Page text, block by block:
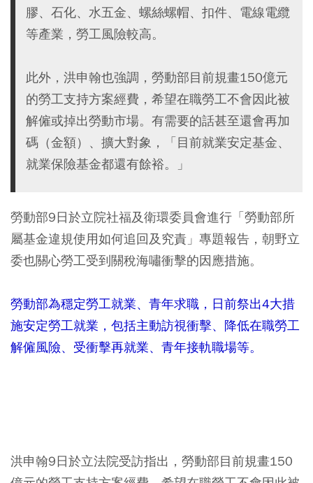
膠、石化、水五金、螺絲螺帽、扣件、電線電纜
等產業，勞工風險較高。
此外，洪申翰也強調，勞動部目前規畫150億元
的勞工支持方案經費，希望在職勞工不會因此被
解僱或掉出勞動市場。有需要的話甚至還會再加
碼（金額）、擴大對象，「目前就業安定基金、
就業保險基金都還有餘裕。」
勞動部9日於立院社福及衛環委員會進行「勞動部所
屬基金違規使用如何追回及究責」專題報告，朝野立
委也關心勞工受到關稅海嘯衝擊的因應措施。
勞動部為穩定勞工就業、青年求職，日前祭出4大措
施安定勞工就業，包括主動訪視衝擊、降低在職勞工
解僱風險、受衝擊再就業、青年接軌職場等。
洪申翰9日於立法院受訪指出，勞動部目前規畫150